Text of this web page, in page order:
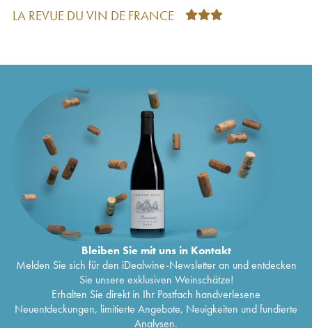
Terrasses du Larzac Mas Jullien Les Etats d'Ame
du Mas Jullien Olivier Jullien 2020
Terrasses du Larzac Mas Jullien Lous Rougeos
62€
Terrasses du Larzac Mas Jullien Carlan Olivier
2020
Vin de Liqueur Mas Jullien Cartagène Olivier
Jullien
21€
Aveyron Mas Jullien Le Trescol Olivier Jullien
2020
17
Terrasses du Larzac Mas Jullien Les derniers
états d'âme Olivier Jullien2020
Terrasses du Larzac Mas Jullien La Brune Olivier
Jullien2020
Pays d'Hérault Mas Jullien Olivier Jullien2019
Terrasses du Larzac Mas Jullien Autour de
Jonquières Olivier Jullien2019
44
Terrasses du Larzac Mas Jullien Lous Rougeos
Olivier Jullien 2019
Terrasses du Larzac Mas Jullien La Brune Olivier45 €
LA REVUE DU VIN DE FRANCE
Bleiben Sie mit uns in Kontakt
Melden Sie sich für den iDealwine-Newsletter an und entdecken
Sie unsere exklusiven Weinschätze!
Erhalten Sie direkt in Ihr Postfach handverlesene
Neuentdeckungen, limitierte Angebote, Neuigkeiten und fundierte
Analysen.